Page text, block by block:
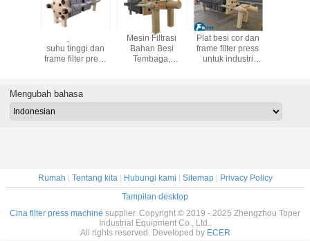
suhu tinggi dan
frame filter press
kosmetik
Mesin Filtrasi
Bahan Besi
Tembaga,
Plat besi cor dan
frame filter press
untuk industri
Mengubah bahasa
Rumah Tentang kita| Hubungi kami Sitemap|
Privacy Policy
Tampilan desktop
Cina filter press machine supplier. Copyright © 2019 - 2025 Zhengzhou Toper
Industrial Equipment Co., Ltd..
All rights reserved. Developed by ECER